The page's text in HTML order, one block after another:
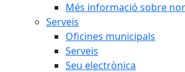
Més informació sobre
Serveis
Oficines municipals
Serveis
Seu electrònica